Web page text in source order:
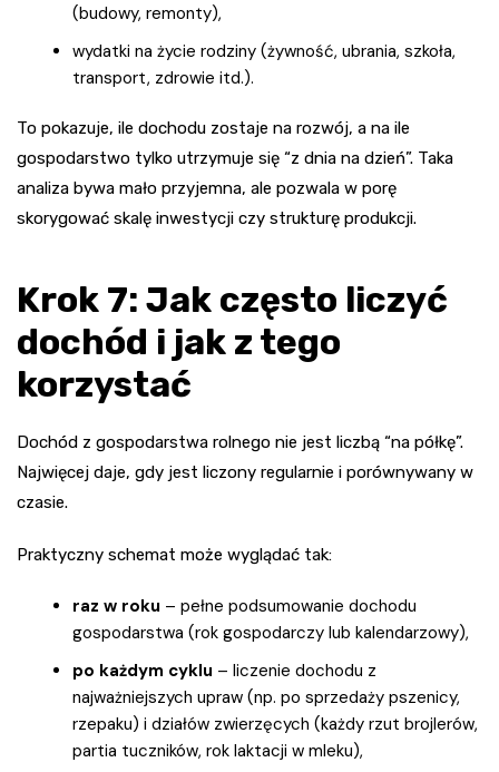
(budowy, remonty),
wydatki na życie rodziny (żywność, ubrania, szkoła,
transport, zdrowie itd.).
To pokazuje, ile dochodu zostaje na rozwój, a na ile
gospodarstwo tylko utrzymuje się “z dnia na dzień”. Taka
analiza bywa mało przyjemna, ale pozwala w porę
skorygować skalę inwestycji czy strukturę produkcji.
Krok 7: Jak często liczyć
dochód i jak z tego
korzystać
Dochód z gospodarstwa rolnego nie jest liczbą “na półkę”.
Najwięcej daje, gdy jest liczony regularnie i porównywany w
czasie.
Praktyczny schemat może wyglądać tak:
raz w roku – pełne podsumowanie dochodu
gospodarstwa (rok gospodarczy lub kalendarzowy),
po każdym cyklu – liczenie dochodu z
najważniejszych upraw (np. po sprzedaży pszenicy,
rzepaku) i działów zwierzęcych (każdy rzut brojlerów,
partia tuczników, rok laktacji w mleku),